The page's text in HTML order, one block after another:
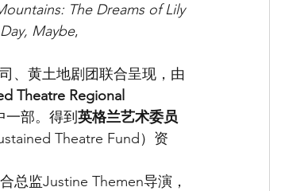
The Dreams of Lily
Maybe,
、黄土地剧团联合呈现，由
Theatre Regional
部。得到 英格兰艺术委员
Theatre Fund）资
总监Justine Themen导演，